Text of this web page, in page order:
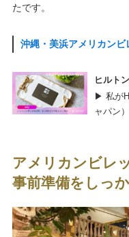
たです。
沖縄・美浜アメリカン
ヒルト
▶ 私が
ャパン
アメリカンビレ
事前準備をしっ